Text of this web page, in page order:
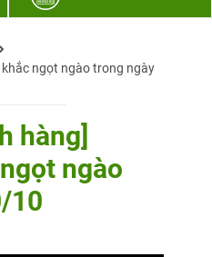
ngọt ngào trong ngày
hàng]
ngào
10